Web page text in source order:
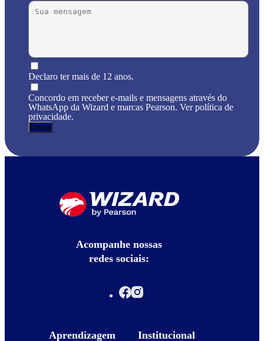
Declaro ter mais de 12 anos.
Concordo em receber e-mails e mensagens através do
WhatsApp da Wizard e marcas Pearson. Ver política de
privacidade.
Acompanhe nossas
redes sociais:
Aprendizagem Institucional